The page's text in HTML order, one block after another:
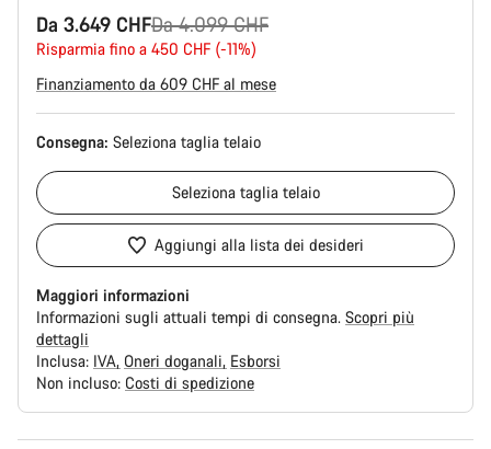
Da 3.649 CHF
Prezzo
originale
Da 4.099 CHF
Risparmia fino a 450 CHF (-11%)
Finanziamento da 609 CHF al mese
Consegna: Seleziona taglia telaio
Seleziona taglia telaio
Aggiungi alla lista dei desideri
Maggiori informazioni
Informazioni sugli attuali tempi di consegna. Scopri più
dettagli
Inclusa: IVA Oneri doganali Esborsi
Non incluso: Costi di spedizione